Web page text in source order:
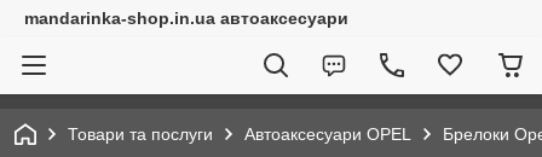
mandarinka-shop.in.ua автоаксесуари
Товари та послуги Автоаксесуари OPEL Брелоки